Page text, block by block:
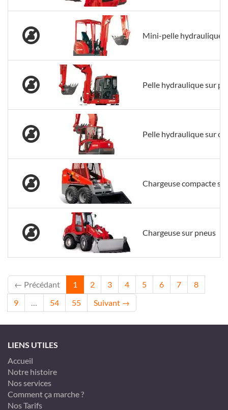
Mini-pelle hydraulique
Pelle hydraulique sur
Pelle hydraulique sur
Chargeuse compacte
Chargeuse sur pneus
← Précédant 1 2 3 4 5 6 7
8
9
… 54 55 Suivant →
LIENS UTILES
Accueil
Notre histoire
Nos services
Comment ça marche ?
Nos Tarifs